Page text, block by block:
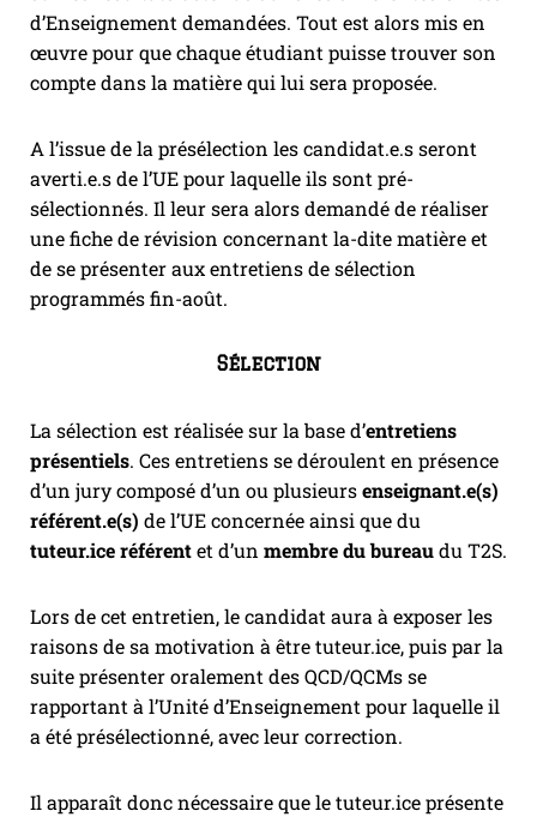
d’Enseignement demandées. Tout est alors mis en
œuvre pour que chaque étudiant puisse trouver son
compte dans la matière qui lui sera proposée.
A l’issue de la présélection les candidat.e.s seront
averti.e.s de l’UE pour laquelle ils sont pré-
sélectionnés. Il leur sera alors demandé de réaliser
une fiche de révision concernant la-dite matière et
de se présenter aux entretiens de sélection
programmés fin-août.
Sélection
La sélection est réalisée sur la base d’entretiens
présentiels. Ces entretiens se déroulent en présence
d’un jury composé d’un ou plusieursenseignant.e(s)
référent.e(s) de l’UE concernée ainsi que du
tuteur.ice référentet d’un membre du bureaudu T2S.
Lors de cet entretien, le candidat aura à exposer les
raisons de sa motivation à être tuteur.ice, puis par la
suite présenter oralement des QCD/QCMs se
rapportant à l’Unité d’Enseignement pour laquelle il
a été présélectionné, avec leur correction.
Il apparaît donc nécessaire que le tuteur.ice présente